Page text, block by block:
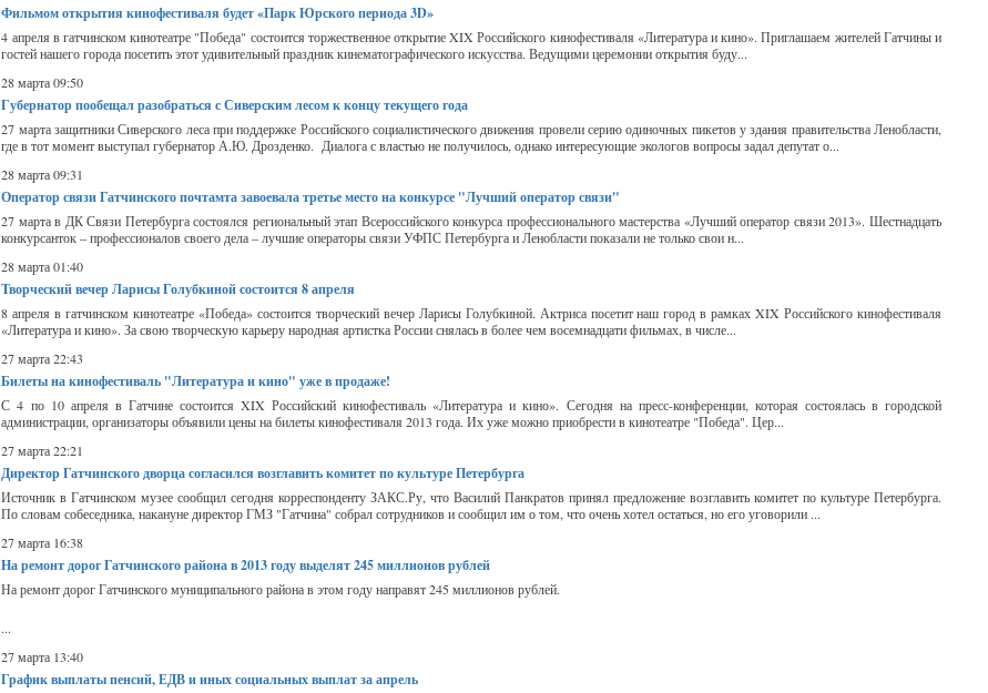
Фильмом открытия кинофестиваля будет «Парк Юрского периода 3D»
4 апреля в гатчинском кинотеатре "Победа" состоится торжественное открытие XIX Российского кинофестиваля «Литература и кино». Приглашаем жителей Гатчины и
гостей нашего города посетить этот удивительный праздник кинематографического искусства. Ведущими церемонии открытия буду...
28 марта 09:50
Губернатор пообещал разобраться с Сиверским лесом к концу текущего года
27 марта защитники Сиверского леса при поддержке Российского социалистического движения провели серию одиночных пикетов у здания правительства Ленобласти,
где в тот момент выступал губернатор А.Ю. Дрозденко. Диалога с властью не получилось, однако интересующие экологов вопросы задал депутат о...
28 марта 09:31
Оператор связи Гатчинского почтамта завоевала третье место на конкурсе "Лучший оператор связи"
27 марта в ДК Связи Петербурга состоялся региональный этап Всероссийского конкурса профессионального мастерства «Лучший оператор связи 2013». Шестнадцать
конкурсанток – профессионалов своего дела – лучшие операторы связи УФПС Петербурга и Ленобласти показали не только свои н...
28 марта 01:40
Творческий вечер Ларисы Голубкиной состоится 8 апреля
8 апреля в гатчинском кинотеатре «Победа» состоится творческий вечер Ларисы Голубкиной. Актриса посетит наш город в рамках XIX Российского кинофестиваля
«Литература и кино». За свою творческую карьеру народная артистка России снялась в более чем восемнадцати фильмах, в числе...
27 марта 22:43
Билеты на кинофестиваль "Литература и кино" уже в продаже!
С 4 по 10 апреля в Гатчине состоится XIX Российский кинофестиваль «Литература и кино». Сегодня на пресс-конференции, которая состоялась в городской
администрации, организаторы объявили цены на билеты кинофестиваля 2013 года. Их уже можно приобрести в кинотеатре "Победа". Цер...
27 марта 22:21
Директор Гатчинского дворца согласился возглавить комитет по культуре Петербурга
Источник в Гатчинском музее сообщил сегодня корреспонденту ЗАКС.Ру, что Василий Панкратов принял предложение возглавить комитет по культуре Петербурга.
По словам собеседника, накануне директор ГМЗ "Гатчина" собрал сотрудников и сообщил им о том, что очень хотел остаться, но его уговорили ...
27 марта 16:38
На ремонт дорог Гатчинского района в 2013 году выделят 245 миллионов рублей
На ремонт дорог Гатчинского муниципального района в этом году направят 245 миллионов рублей.
...
27 марта 13:40
График выплаты пенсий, ЕДВ и иных социальных выплат за апрель